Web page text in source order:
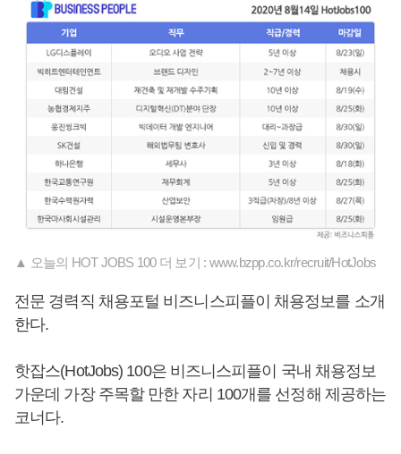
▲ 오늘의 HOT JOBS 100 더 보기 : www.bzpp.co.kr/recruit/HotJobs
전문 경력직 채용포털 비즈니스피플이 채용정보를 소개
한다.
핫잡스(HotJobs) 100은 비즈니스피플이 국내 채용정보
가운데 가장 주목할 만한 자리 100개를 선정해 제공하는
코너다.